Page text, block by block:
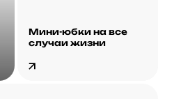
Мини-юбки на все
случаи жизни